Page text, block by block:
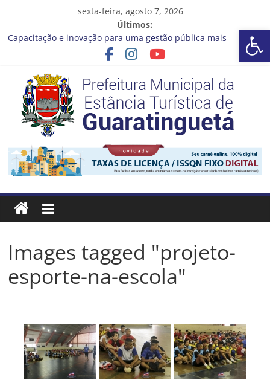
sexta-feira, agosto 7, 2026
Últimos:
Capacitação e inovação para uma gestão pública mais
Seu próximo emprego pode estar mais perto do que você
imagina
Novo curso no Qualifica Guará
Prefeitura de Guaratinguetá divulga novo cronograma dos
editais da PNAB
Guaratinguetá realizará ação de vacinação contra a Febre
Amarela na região da Rocinha
Prefeitura
Estância
Turística
Guaratinguetá
Prefeitura
Estância
Images tagged "projeto-
esporte-na-escola"